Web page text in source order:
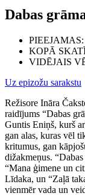
Dabas
PIEEJAMAS
KOPĀ
VIDĒJAIS
Uz epizožu sarakstu
Režisore Ināra
raidījums “Dabas
Guntis Eniņš, kurš
gan alas, kuras vēl
kritumus, gan
dižakmeņus.
“Mana ģimene un
Līdaka, un “Zaļā
vienmēr vada un